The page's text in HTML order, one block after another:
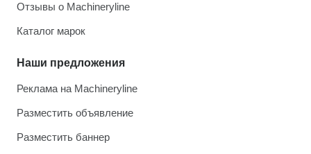
Отзывы о Machineryline
Каталог марок
Наши предложения
Реклама на Machineryline
Разместить объявление
Разместить баннер